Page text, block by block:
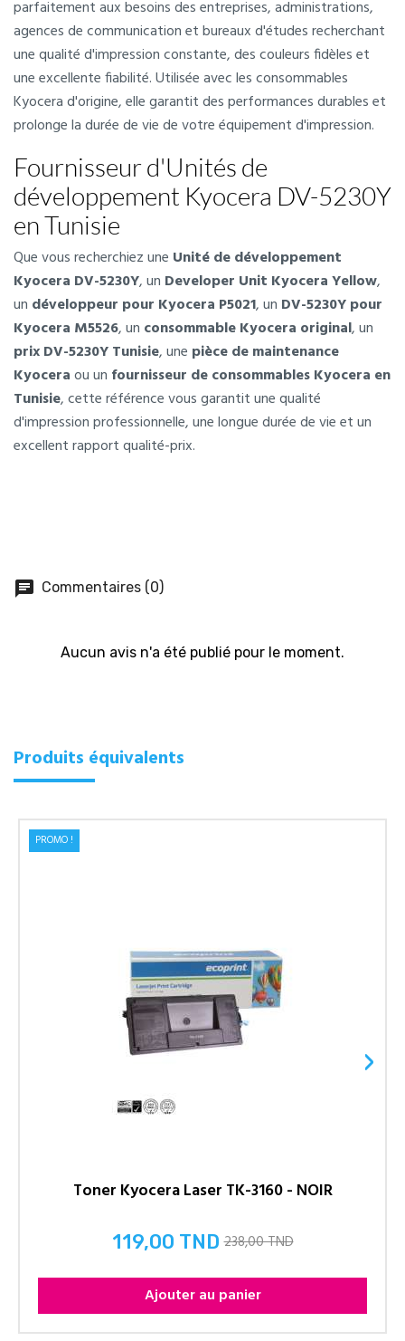
parfaitement aux besoins des entreprises, administrations,
agences de communication et bureaux d'études recherchant
une qualité d'impression constante, des couleurs fidèles et
une excellente fiabilité. Utilisée avec les consommables
Kyocera d'origine, elle garantit des performances durables et
prolonge la durée de vie de votre équipement d'impression.
Fournisseur d'Unités de
développement Kyocera DV-5230Y
en Tunisie
Que vous recherchiez une Unité de développement
Kyocera DV-5230Y, un Developer Unit Kyocera Yellow,
un développeur pour Kyocera P5021, un DV-5230Y pour
Kyocera M5526, un consommable Kyocera original, un
prix DV-5230Y Tunisie, une pièce de maintenance
Kyoceraou un fournisseur de consommables Kyocera en
Tunisie, cette référence vous garantit une qualité
d'impression professionnelle, une longue durée de vie et un
excellent rapport qualité-prix.
chat Commentaires (0)
Aucun avis n'a été publié pour le moment.
Produits équivalents
Toner Kyocera Laser TK-3160 - NOIR
Prix
119,00 TND 238,00 TND
Ajouter au panier
PROMO !
›